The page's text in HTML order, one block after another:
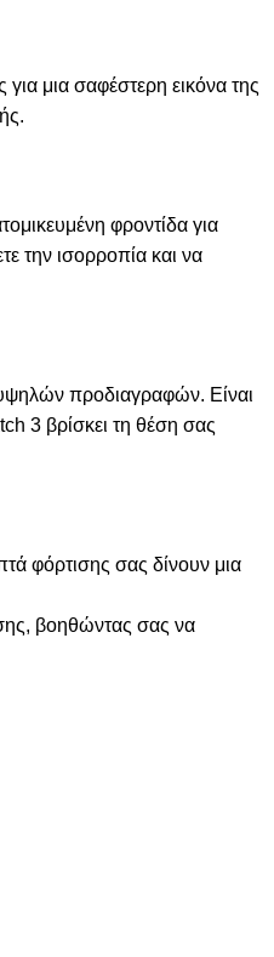
μια σαφέστερη εικόνα της
φροντίδα για
την ισορροπία και να
προδιαγραφών. Είναι
3 βρίσκει τη θέση σας
φόρτισης σας δίνουν μια
βοηθώντας σας να